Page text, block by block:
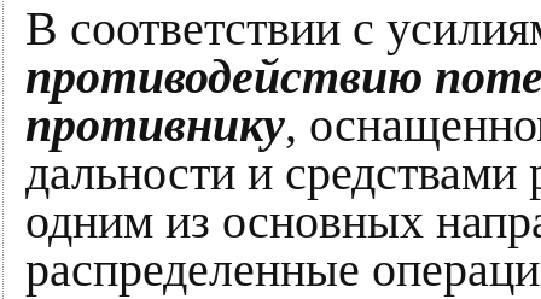
В соответствии с
противодействию
противнику,
дальности и
одним из основных
распределенные